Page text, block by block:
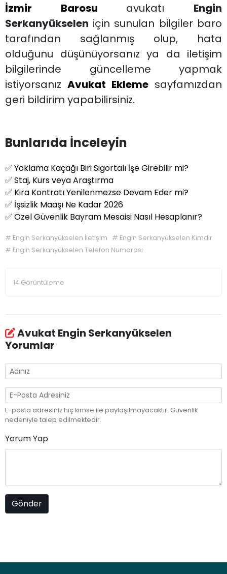
İzmir Barosu
avukatı Engin
Serkanyükselen için sunulan bilgiler baro
tarafından sağlanmış olup, hata
olduğunu düşünüyorsanız ya da iletişim
bilgilerinde güncelleme yapmak
istiyorsanız Avukat Ekleme sayfamızdan
geri bildirim yapabilirsiniz.
Bunlarıda İnceleyin
✅ Yoklama Kaçağı Biri Sigortalı İşe Girebilir mi?
✅ Staj, Kurs veya Araştırma
✅ Kira Kontratı Yenilenmezse Devam Eder mi?
✅ İşsizlik Maaşı Ne Kadar 2026
✅ Özel Güvenlik Bayram Mesaisi Nasıl Hesaplanır?
# Engin Serkanyükselen İletişim # Engin Serkanyükselen Kimdir
# Engin Serkanyükselen Telefon Numarası
14 Görüntüleme
Avukat Engin Serkanyükselen
Yorumlar
E-posta adresiniz hiç kimse ile paylaşılmayacaktır. Güvenlik
nedeniyle talep edilmektedir.
Yorum Yap